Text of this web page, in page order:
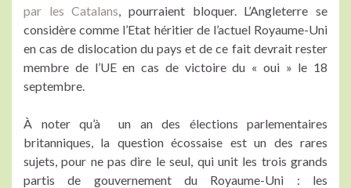
par les Catalans, pourraient bloquer. L’Angleterre se
considère comme l’Etat héritier de l’actuel Royaume-Uni
en cas de dislocation du pays et de ce fait devrait rester
membre de l’UE en cas de victoire du « oui » le 18
septembre.
À noter qu’à un an des élections parlementaires
britanniques, la question écossaise est un des rares
sujets, pour ne pas dire le seul, qui unit les trois grands
partis de gouvernement du Royaume-Uni : les